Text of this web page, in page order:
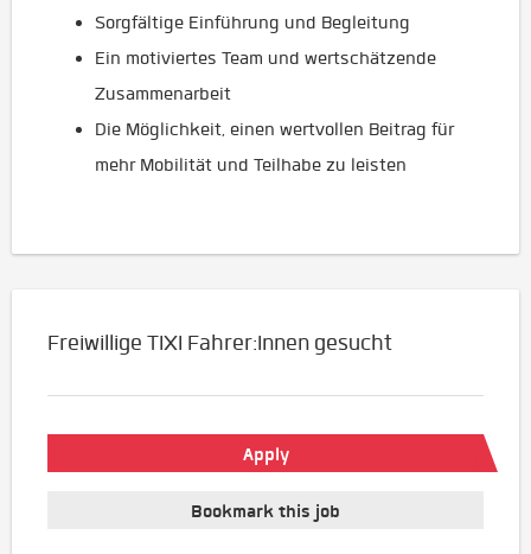
Sorgfältige Einführung und Begleitung
Ein motiviertes Team und wertschätzende
Zusammenarbeit
Die Möglichkeit, einen wertvollen Beitrag für
mehr Mobilität und Teilhabe zu leisten
Freiwillige TIXI Fahrer:Innen gesucht
Apply
Bookmark this job